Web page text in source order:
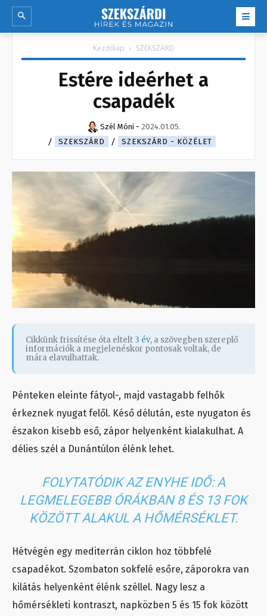
Kezdőlap SZEKSZÁRD
Estére ideérhet a
csapadék
Szél Móni - 2024.01.05.
SZEKSZÁRD
SZEKSZÁRD - KÖZÉLET
Cikkünk frissítése óta eltelt 3 év, a szövegben szereplő
információk a megjelenéskor pontosak voltak, de
mára elavulhattak.
Pénteken eleinte fátyol-, majd vastagabb felhők
érkeznek nyugat felől. Késő délután, este nyugaton és
északon kisebb eső, zápor helyenként kialakulhat. A
délies szél a Dunántúlon élénk lehet.
FOLYTATÓDIK AZ ENYHE IDŐ: A
LEGMELEGEBB ÓRÁKBAN 8 ÉS 13 FOK
KÖZÖTT ALAKUL A HŐMÉRSÉKLET.
Hétvégén egy mediterrán ciklon hoz többfelé
csapadékot. Szombaton sokfelé esőre, záporokra van
kilátás helyenként élénk széllel. Nagy lesz a
hőmérsékleti kontraszt, napközben 5 és 15 fok között